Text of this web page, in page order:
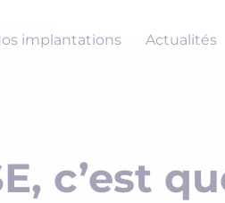
implantations Actualités
c’est